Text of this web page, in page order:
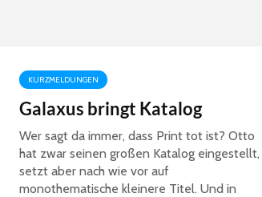
KURZMELDUNGEN
Galaxus bringt Katalog
Wer sagt da immer, dass Print tot ist? Otto
hat zwar seinen großen Katalog eingestellt,
setzt aber nach wie vor auf
monothematische kleinere Titel. Und in